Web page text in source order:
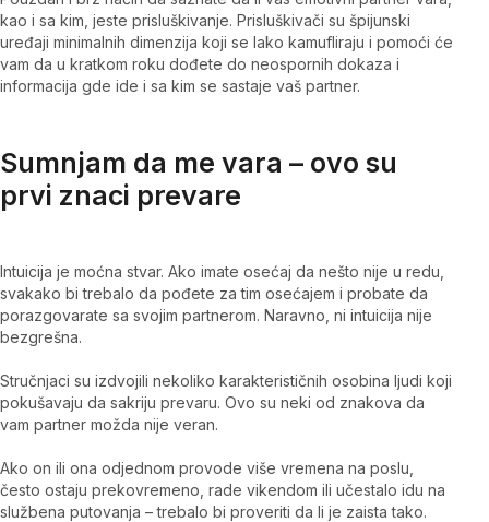
kao i sa kim, jeste prisluškivanje. Prisluškivači su špijunski
uređaji minimalnih dimenzija koji se lako kamufliraju i pomoći će
vam da u kratkom roku dođete do neospornih dokaza i
informacija gde ide i sa kim se sastaje vaš partner.
Sumnjam da me vara – ovo su
prvi znaci prevare
Intuicija je moćna stvar. Ako imate osećaj da nešto nije u redu,
svakako bi trebalo da pođete za tim osećajem i probate da
porazgovarate sa svojim partnerom. Naravno, ni intuicija nije
bezgrešna.
Stručnjaci su izdvojili nekoliko karakterističnih osobina ljudi koji
pokušavaju da sakriju prevaru. Ovo su neki od znakova da
vam partner možda nije veran.
Ako on ili ona odjednom provode više vremena na poslu,
često ostaju prekovremeno, rade vikendom ili učestalo idu na
službena putovanja – trebalo bi proveriti da li je zaista tako.